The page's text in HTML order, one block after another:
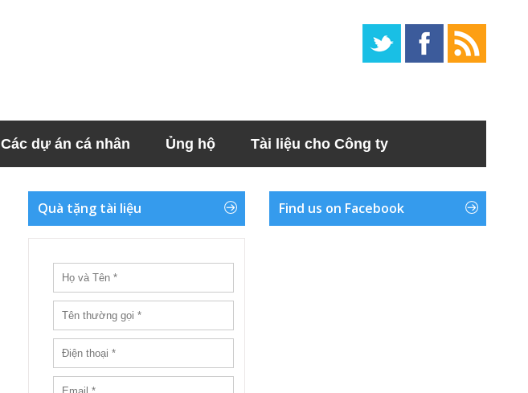
Các dự án cá nhân Ủng hộ Tài liệu cho Công ty
Quà tặng tài liệu Find us on Facebook